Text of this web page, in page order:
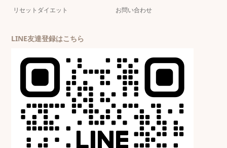
リセットダイエット
お問い合わせ
LINE友達登録はこちら